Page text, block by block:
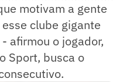
motivam a gente
clube gigante
afirmou o jogador,
Sport, busca o